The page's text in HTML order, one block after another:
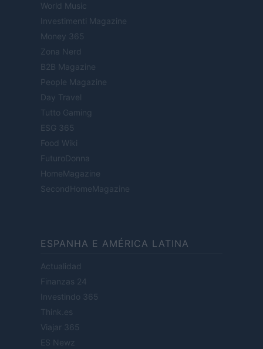
World Music
Investimenti Magazine
Money 365
Zona Nerd
B2B Magazine
People Magazine
Day Travel
Tutto Gaming
ESG 365
Food Wiki
FuturoDonna
HomeMagazine
SecondHomeMagazine
ESPANHA E AMÉRICA LATINA
Actualidad
Finanzas 24
Investindo 365
Think.es
Viajar 365
ES Newz